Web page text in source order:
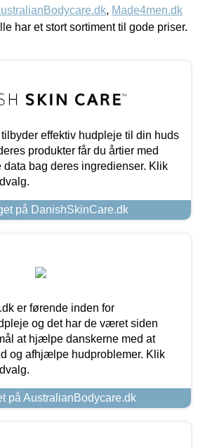
, Made4men.dk
har et stort sortiment til gode priser.
effektiv hudpleje til din huds
produkter får du årtier med
bag deres ingredienser. Klik
på DanishSkinCare.dk
er førende inden for
og det har de været siden
at hjælpe danskerne med at
og afhjælpe hudproblemer. Klik
på AustralianBodycare.dk